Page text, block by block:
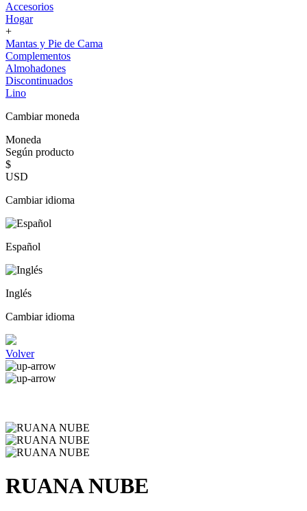
Accesorios
Hogar
+
Mantas y Pie de Cama
Complementos
Almohadones
Discontinuados
Lino
Cambiar moneda
Moneda
Según producto
$
USD
Cambiar idioma
Español
Inglés
Cambiar idioma
Volver
RUANA NUBE